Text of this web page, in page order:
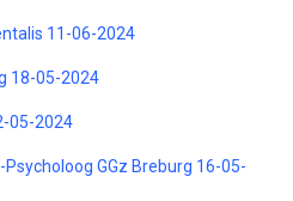
11-06-2024
18-05-2024
05-2024
GGz Breburg 16-05-